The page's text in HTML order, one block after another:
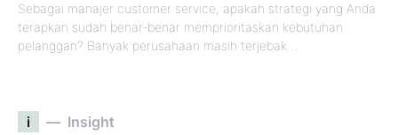
Sebagai manajer customer service, apakah strategi yang Anda
terapkan sudah benar-benar memprioritaskan kebutuhan
pelanggan? Banyak perusahaan masih terjebak…
i Insight